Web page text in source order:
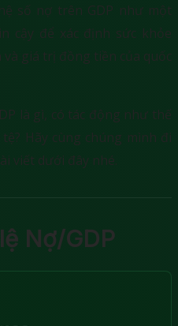
số nợ trên GDP như một
cậy để xác định sức khỏe
giá trị đồng tiền của quốc
là gì, có tác động như thế
Hãy cùng chúng mình đi
viết dưới đây nhé.
Nợ/GDP